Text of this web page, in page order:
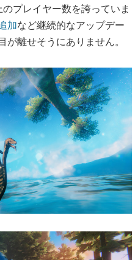
プレイヤー数を誇っていま
加など継続的なアップデー
が離せそうにありません。